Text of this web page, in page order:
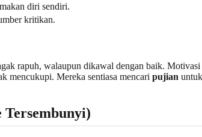
diri sendiri.
kritikan.
rapuh, walaupun dikawal dengan baik.
mencukupi. Mereka sentiasa mencari pujian
Tersembunyi)